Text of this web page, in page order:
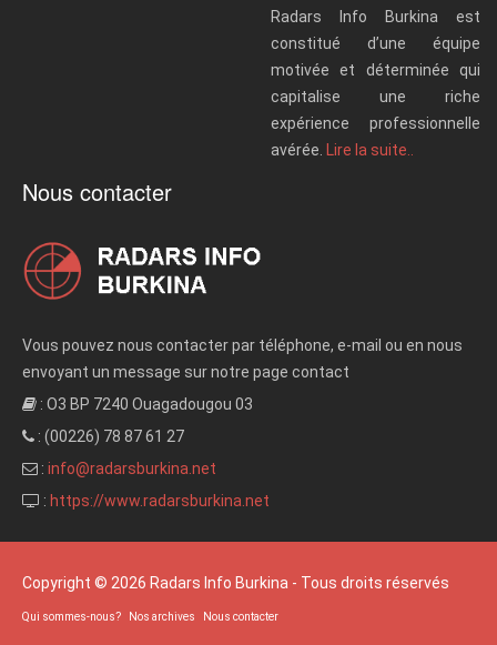
Radars Info Burkina est
constitué d’une équipe
motivée et déterminée qui
capitalise une riche
expérience professionnelle
avérée. Lire la suite..
Nous contacter
Vous pouvez nous contacter par téléphone, e-mail ou en nous
envoyant un message sur notre page contact
: O3 BP 7240 Ouagadougou 03
: (00226) 78 87 61 27
: info@radarsburkina.net
: https://www.radarsburkina.net
Copyright © 2026 Radars Info Burkina - Tous droits réservés
Qui sommes-nous? Nos archives Nous contacter